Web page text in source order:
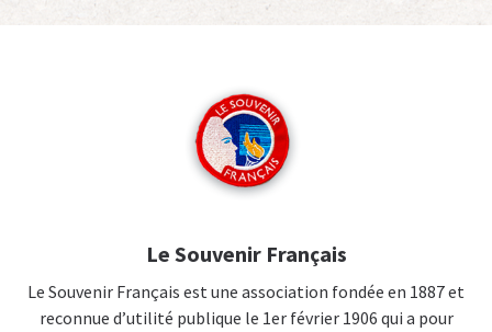
Le Souvenir Français
Le Souvenir Français est une association fondée en 1887 et
reconnue d’utilité publique le 1er février 1906 qui a pour